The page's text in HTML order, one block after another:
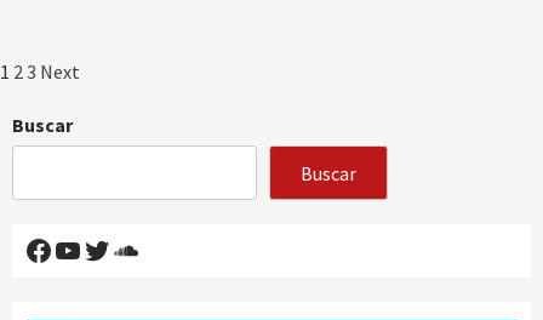
Paginación
de
1 23 Next
Buscar
Buscar
Facebook
YouTube
Twitter
SoundCloud